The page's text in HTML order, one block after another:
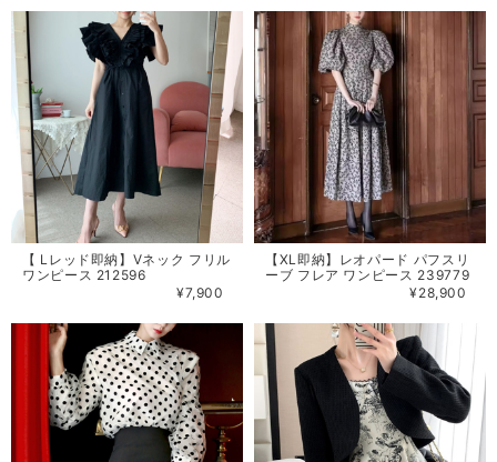
【 Lレッド即納】Vネック フリル
ワンピース 212596
¥7,900
【XL即納】レオパード パフスリ
ーブ フレア ワンピース 239779
¥28,900